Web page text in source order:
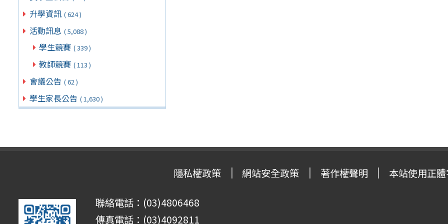
升學資訊 ( 624 )
活動訊息 ( 5,088 )
學生競賽 ( 339 )
教師競賽 ( 113 )
會議公告 ( 62 )
學生家長公告 ( 1,630 )
隱私權政策 網站安全政策 著作權聲明 本站使用正
聯絡電話：(03)4806468
傳真電話：(03)4092811